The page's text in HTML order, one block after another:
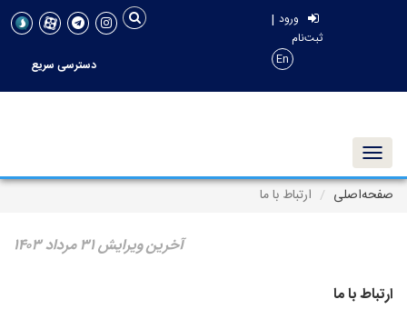
ورود |
ثبت‌نام
En
دسترسی سریع
Toggle navigation
صفحه‌اصلی
ارتباط با ما
آخرین ویرایش ۳۱ مرداد ۱۴۰۳
ارتباط با ما